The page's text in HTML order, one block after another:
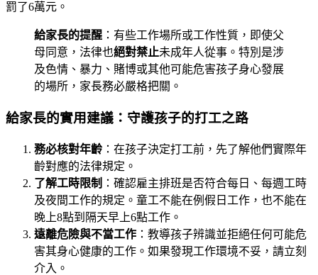
罰了6萬元。
給家長的提醒 ：有些工作場所或工作性質，即使父
母同意，法律也絕對禁止未成年人從事。特別是涉
及色情、暴力、賭博或其他可能危害孩子身心發展
的場所，家長務必嚴格把關。
給家長的實用建議：守護孩子的打工之路
務必核對年齡 ：在孩子決定打工前，先了解他們實際年
齡對應的法律規定。
了解工時限制 ：確認雇主排班是否符合每日、每週工時
及夜間工作的規定。童工不能在例假日工作，也不能在
晚上8點到隔天早上6點工作。
遠離危險與不當工作 ：教導孩子辨識並拒絕任何可能危
害其身心健康的工作。如果發現工作環境不妥，請立刻
介入。